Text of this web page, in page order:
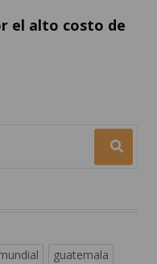
el alto costo de
guatemala